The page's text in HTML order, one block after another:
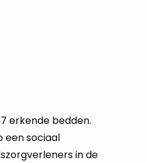
erkende bedden.
een sociaal
in de